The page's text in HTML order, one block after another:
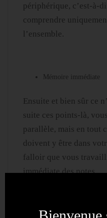
périphérique, c’est-à-
comprendre
l’ensemble.
Mémoire immédiate
Ensuite et bien sûr ce
suite ces points-là,
parallèle, mais en tout
doivent y être dans
falloir que vous
immédiate des notes.